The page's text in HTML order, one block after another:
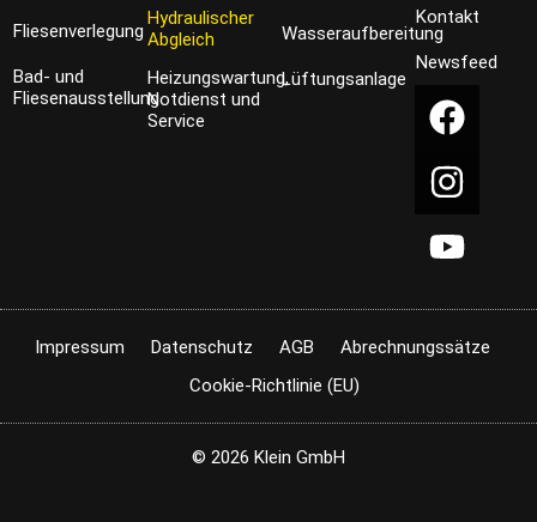
Fliesenverlegung
Bad- und
Fliesenausstellung
Hydraulischer
Abgleich
Heizungswartung,
Notdienst und
Service
Wasseraufbereitung
Lüftungsanlage
Kontakt
Newsfeed
Impressum Datenschutz AGB
Abrechnungssätze
Cookie-Richtlinie (EU)
© 2026 Klein GmbH